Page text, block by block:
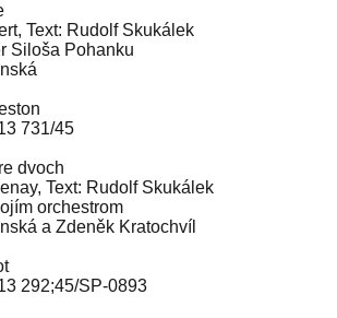
Text: Rudolf Skukálek
Siloša Pohanku
731/45
dvoch
Text: Rudolf Skukálek
orchestrom
a Zdeněk Kratochvíl
292;45/SP-0893